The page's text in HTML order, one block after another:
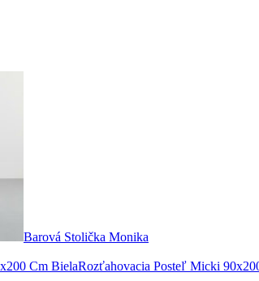
Barová Stolička Monika
Rozťahovacia Posteľ Micki